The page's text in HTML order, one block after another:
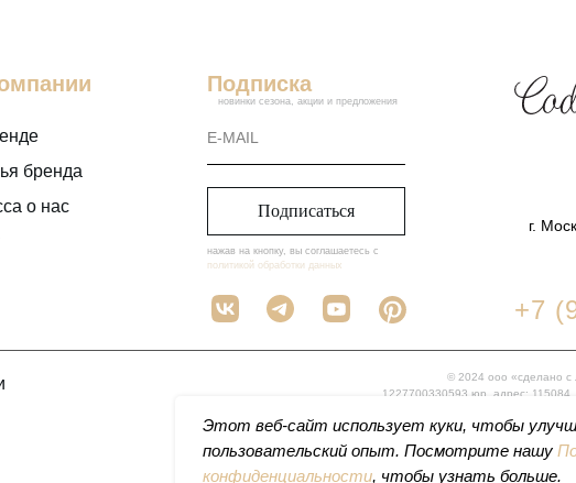
© 2024 ооо «сделано
1227700330593 юр. адрес: 115084,
бренда
о нас
Подписаться
Подписка
нажав на кнопку, вы соглашаетесь с
политикой обработки данных
новинки сезона, акции и предложения
г.
+7
Этот веб-сайт использует куки, чтобы
пользовательский опыт. Посмотрите нашу
конфиденциальности, чтобы узнать больше.